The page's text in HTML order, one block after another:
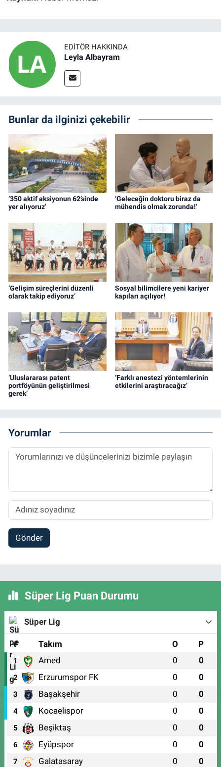
EDITÖR HAKKINDA
Leyla Albayram
Bunlar da ilginizi çekebilir
‘350 aktif aksiyonun 62’sinde
yer alıyoruz’
‘Geleceğin doktoru biraz da
mühendis olmak zorunda!’
‘Gelişim süreçlerini düzenli
olarak takip ediyoruz’
Sosyal bilimcilere yeni kariyer
kapıları açılıyor!
‘Uluslararası patent
portföyünün geliştirilmesi
gerek’
‘Farklı anestezi yöntemlerinin
etkilerini araştıracağız’
Yorumlar
Gönder
Süper Lig Puan Durumu
Süper Lig
# Takım O P
1 Amed 0 0
2 Erzurumspor FK 0 0
3 Başakşehir 0 0
4 Kocaelispor 0 0
5 Beşiktaş 0 0
6 Eyüpspor 0 0
7 Galatasaray 0 0